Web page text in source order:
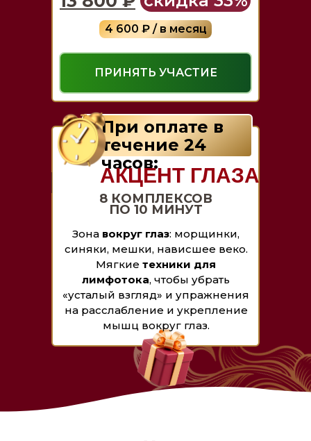
При оплате в
течение 24
часов:
Зона вокруг глаз: морщинки,
синяки, мешки, нависшее веко.
Мягкие техники для
лимфотока, чтобы убрать
«усталый взгляд» и упражнения
на расслабление и укрепление
мышц вокруг глаз.
АКЦЕНТ ГЛАЗА
8 КОМПЛЕКСОВ
ПО 10 МИНУТ
ПРИНЯТЬ УЧАСТИЕ
4 600 ₽ / в месяц